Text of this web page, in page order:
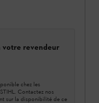
votre revendeur
chez les
Contactez nos
sur la disponibilité de ce